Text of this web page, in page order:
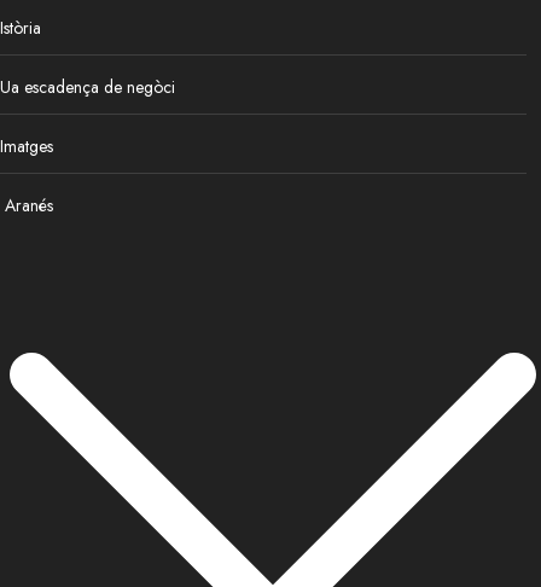
Istòria
Ua escadença de negòci
Imatges
Aranés